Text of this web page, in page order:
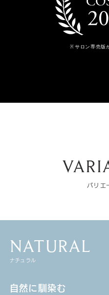
バリエ
NATURAL
ナチュラル
自然に馴染む